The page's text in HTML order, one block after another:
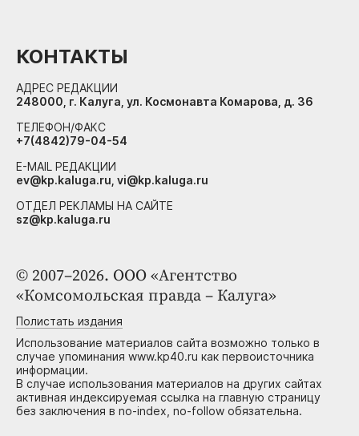
© 2007–2026. ООО «Агентство
«Комсомольская правда – Калуга»
Полистать издания
Использование материалов сайта возможно только в
случае упоминания www.kp40.ru как первоисточника
информации.
В случае использования материалов на других сайтах
активная индексируемая ссылка на главную страницу
без заключения в no-index, no-follow обязательна.
КОНТАКТЫ
АДРЕС РЕДАКЦИИ
248000, г. Калуга, ул. Космонавта Комарова, д. 36
ТЕЛЕФОН/ФАКС
+7(4842)79-04-54
E-MAIL РЕДАКЦИИ
ev@kp.kaluga.ru, vi@kp.kaluga.ru
ОТДЕЛ РЕКЛАМЫ НА САЙТЕ
sz@kp.kaluga.ru